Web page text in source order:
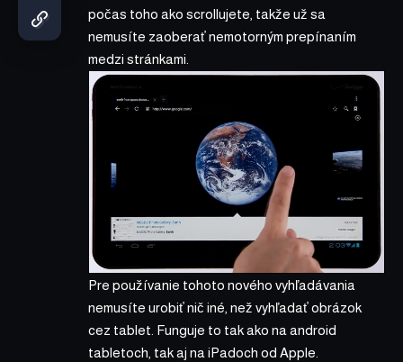
počas toho ako scrollujete, takže už sa
nemusíte zaoberať nemotorným prepínaním
medzi stránkami.
Pre používanie tohoto nového vyhľadávania
nemusíte urobiť nič iné, než vyhľadať obrázok
cez tablet. Funguje to tak ako na android
tabletoch, tak aj na iPadoch od Apple.